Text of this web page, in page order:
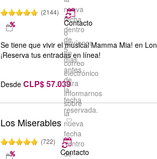
nueva
fecha
dentro
de
5
días
antes
de
la
fecha
reservada.
(2144)
Contacto
o
envíenos
un
correo
electrónico
para
informarnos
sobre
la
nueva
fecha
dentro
de
Se tiene que vivir el musical Mamma Mia! en
¡Reserva tus entradas en línea!
Desde CLP$ 57.039
Los Miserables
(722)
Contacto